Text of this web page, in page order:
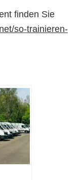
finden Sie
so-trainieren-